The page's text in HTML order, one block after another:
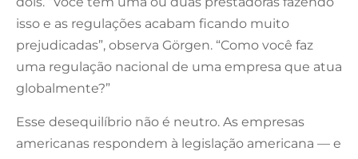
isso e as regulações acabam ficando muito
prejudicadas”, observa Görgen. “Como você faz
uma regulação nacional de uma empresa que atua
globalmente?”
Esse desequilíbrio não é neutro. As empresas
americanas respondem à legislação americana — e